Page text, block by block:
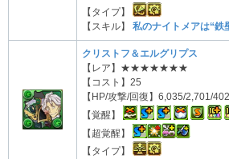
【タイプ】
【スキル】 私のナイトメアは“鉄
クリストフ＆エルグリプス
【レア】★★★★★★★
【コスト】25
【HP/攻撃/回復】6,035/2,701/402
【覚醒】
【超覚醒】
【タイプ】